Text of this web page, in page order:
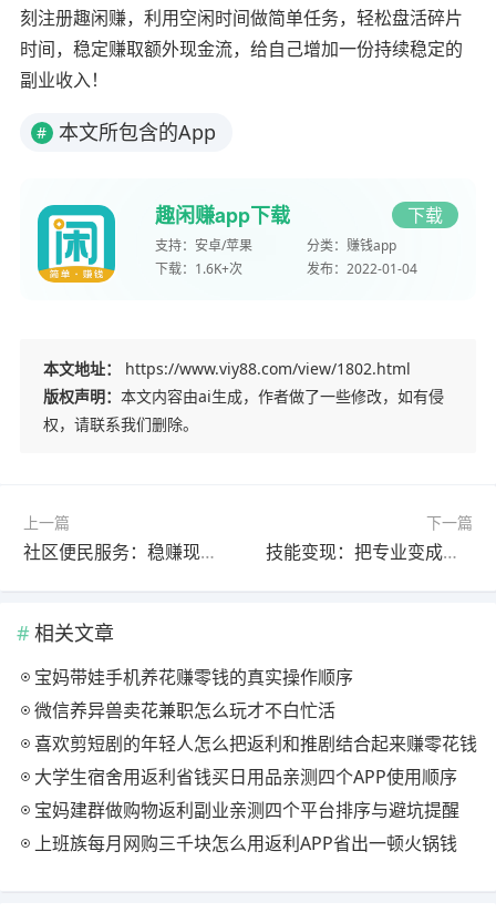
刻注册趣闲赚，利用空闲时间做简单任务，轻松盘活碎片
时间，稳定赚取额外现金流，给自己增加一份持续稳定的
副业收入！
# 本文所包含的App
趣闲赚app下载 下载
支持： 安卓/苹果 分类： 赚钱app
下载： 1.6K+次 发布： 2022-01-04
本文地址：
https://www.viy88.com/view/1802.html
版权声明： 本文内容由ai生成，作者做了一些修改，如有侵
权，请联系我们删除。
上一篇
社区便民服务：稳赚现金流的兼职选择
下一篇
技能变现：把专业变成兼职收入密码
相关文章
宝妈带娃手机养花赚零钱的真实操作顺序
微信养异兽卖花兼职怎么玩才不白忙活
喜欢剪短剧的年轻人怎么把返利和推剧结合起来赚零花钱
大学生宿舍用返利省钱买日用品亲测四个APP使用顺序
宝妈建群做购物返利副业亲测四个平台排序与避坑提醒
上班族每月网购三千块怎么用返利APP省出一顿火锅钱